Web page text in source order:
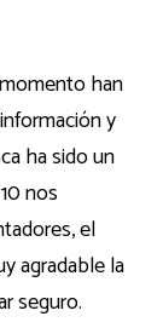
han
y
ha sido un
nos
el
agradable la
seguro.